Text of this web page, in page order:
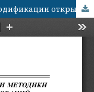
Область применения и трудности кодификации открытых вопросов